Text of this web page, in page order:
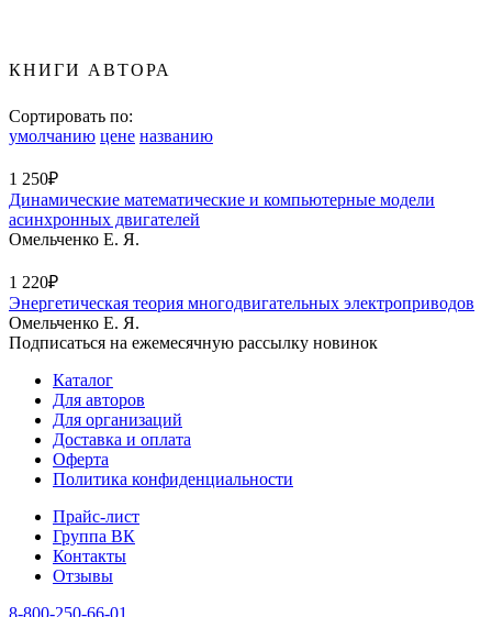
КНИГИ АВТОРА
Сортировать по:
умолчанию цене названию
1 250₽
Динамические математические и компьютерные модели
асинхронных двигателей
Омельченко Е. Я.
1 220₽
Энергетическая теория многодвигательных электроприводов
Омельченко Е. Я.
Подписаться на ежемесячную рассылку новинок
Каталог
Для авторов
Для организаций
Доставка и оплата
Оферта
Политика конфиденциальности
Прайс-лист
Группа ВК
Контакты
Отзывы